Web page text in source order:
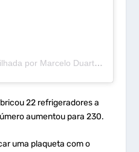
Uma publicação compartilhada por Marcelo Duarte (@mdcurioso)
22 refrigeradores a
aumentou para 230.
uma plaqueta com o